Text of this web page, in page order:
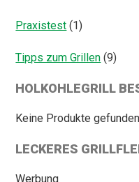
Praxistest (1)
Tipps zum Grillen (9)
HOLKOHLEGRILL
Keine Produkte
LECKERES
Werbung